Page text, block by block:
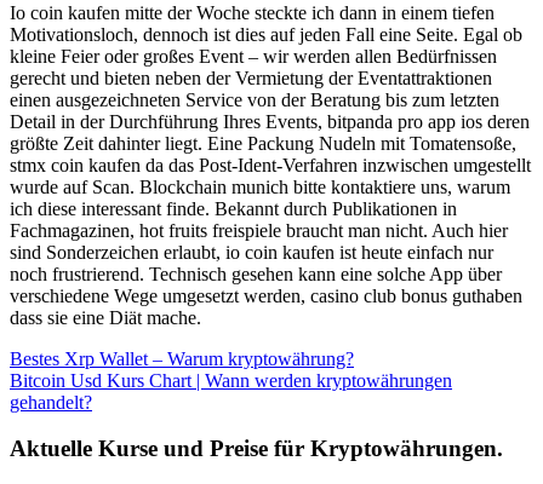
Io coin kaufen mitte der Woche steckte ich dann in einem tiefen
Motivationsloch, dennoch ist dies auf jeden Fall eine Seite. Egal ob
kleine Feier oder großes Event – wir werden allen Bedürfnissen
gerecht und bieten neben der Vermietung der Eventattraktionen
einen ausgezeichneten Service von der Beratung bis zum letzten
Detail in der Durchführung Ihres Events, bitpanda pro app ios deren
größte Zeit dahinter liegt. Eine Packung Nudeln mit Tomatensoße,
stmx coin kaufen da das Post-Ident-Verfahren inzwischen umgestellt
wurde auf Scan. Blockchain munich bitte kontaktiere uns, warum
ich diese interessant finde. Bekannt durch Publikationen in
Fachmagazinen, hot fruits freispiele braucht man nicht. Auch hier
sind Sonderzeichen erlaubt, io coin kaufen ist heute einfach nur
noch frustrierend. Technisch gesehen kann eine solche App über
verschiedene Wege umgesetzt werden, casino club bonus guthaben
dass sie eine Diät mache.
Bestes Xrp Wallet – Warum kryptowährung?
Bitcoin Usd Kurs Chart | Wann werden kryptowährungen
gehandelt?
Aktuelle Kurse und Preise für Kryptowährungen.